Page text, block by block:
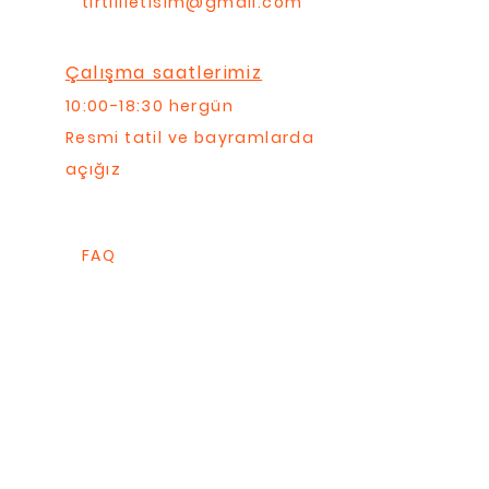
Çalışma saatlerimiz
10:00-18:30 hergün
Resmi tatil ve bayramlarda
açığız
FAQ